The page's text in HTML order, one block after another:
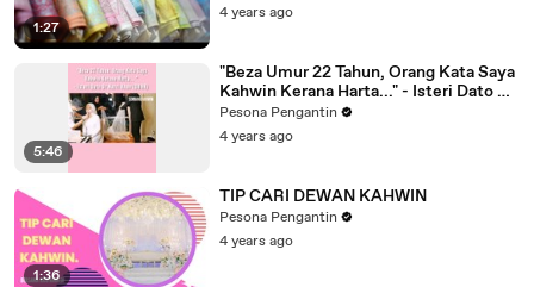
1:27
4 years ago
5:46
"Beza Umur 22 Tahun, Orang Kata Saya
Kahwin Kerana Harta..." - Isteri Dato Dr
Nazri Khan (DDNK)
Pesona Pengantin
4 years ago
1:36
TIP CARI DEWAN KAHWIN
Pesona Pengantin
4 years ago